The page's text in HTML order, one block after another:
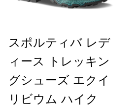
スポルティバ レデ
ィース トレッキン
グシューズ エクイ
リビウム ハイク